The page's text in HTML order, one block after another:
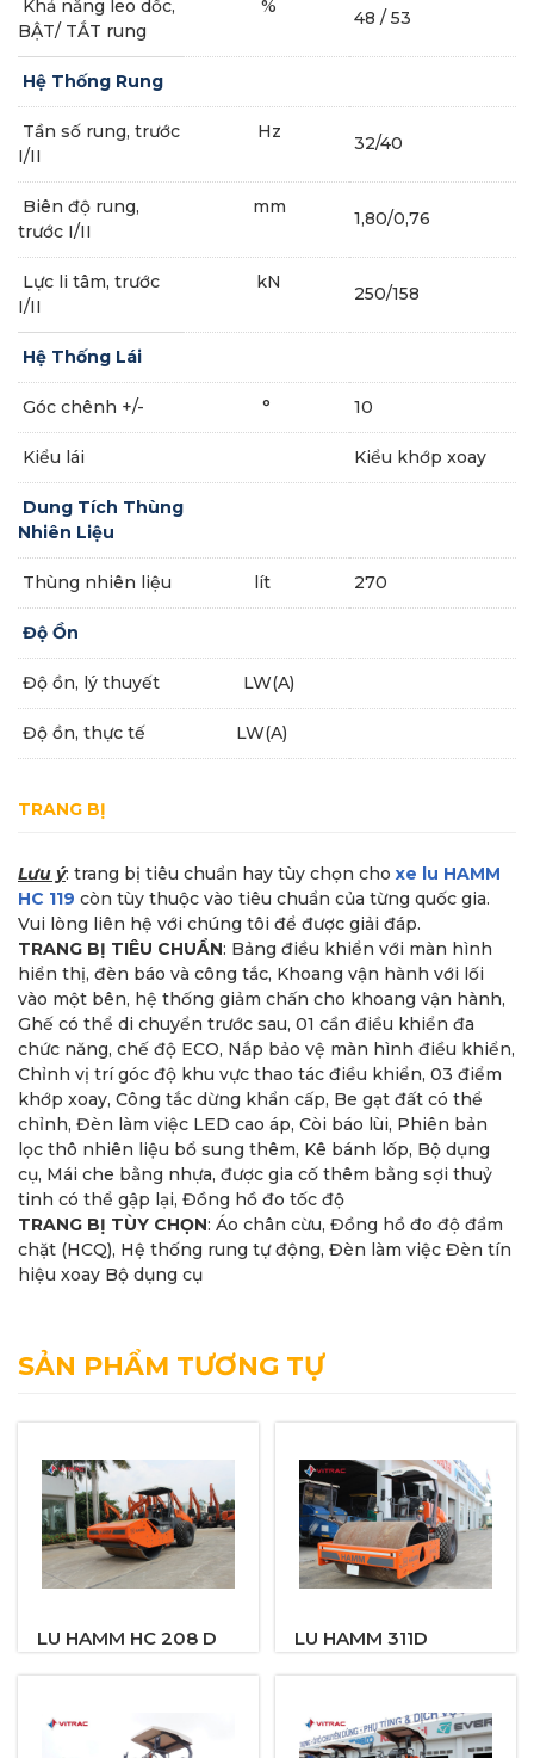
Khả năng leo dốc,
BẬT/ TẮT rung
%
48 / 53
Hệ Thống Rung
Tần số rung, trước
I/II
Hz
32/40
Biên độ rung,
trước I/II
mm
1,80/0,76
Lực li tâm, trước
I/II
kN
250/158
Hệ Thống Lái
Góc chênh +/- ° 10
Kiểu lái Kiểu khớp xoay
Dung Tích Thùng
Nhiên Liệu
Thùng nhiên liệu lít 270
Độ Ồn
Độ ồn, lý thuyết LW(A)
Độ ồn, thực tế LW(A)
TRANG BỊ
Lưu ý: trang bị tiêu chuẩn hay tùy chọn cho xe lu HAMM
HC 119 còn tùy thuộc vào tiêu chuẩn của từng quốc gia.
Vui lòng liên hệ với chúng tôi để được giải đáp.
TRANG BỊ TIÊU CHUẨN: Bảng điều khiển với màn hình
hiển thị, đèn báo và công tắc, Khoang vận hành với lối
vào một bên, hệ thống giảm chấn cho khoang vận hành,
Ghế có thể di chuyển trước sau, 01 cần điều khiển đa
chức năng, chế độ ECO, Nắp bảo vệ màn hình điều khiển,
Chỉnh vị trí góc độ khu vực thao tác điều khiển, 03 điểm
khớp xoay, Công tắc dừng khẩn cấp, Be gạt đất có thể
chỉnh, Đèn làm việc LED cao áp, Còi báo lùi, Phiên bản
lọc thô nhiên liệu bổ sung thêm, Kê bánh lốp, Bộ dụng
cụ, Mái che bằng nhựa, được gia cố thêm bằng sợi thuỷ
tinh có thể gập lại, Đồng hồ đo tốc độ
TRANG BỊ TÙY CHỌN: Áo chân cừu, Đồng hồ đo độ đầm
chặt (HCQ), Hệ thống rung tự động, Đèn làm việc Đèn tín
hiệu xoay Bộ dụng cụ
SẢN PHẨM TƯƠNG TỰ
LU HAMM HC 208 D LU HAMM 311D